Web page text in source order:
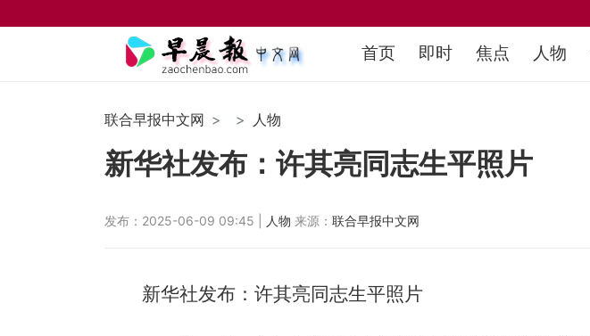
首页 即时 焦点 人物
联合早报中文网 人物
新华社发布：许其亮同志生平照片
发布：2025-06-09 09:45 | 人物 来源： 联合早报中文网
新华社发布：许其亮同志生平照片